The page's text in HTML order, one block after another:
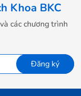
Khoa BKC
các chương trình
Đăng ký